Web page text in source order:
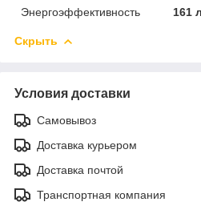
Энергоэффективность
161
Скрыть
Условия доставки
Самовывоз
Доставка курьером
Доставка почтой
Транспортная компания